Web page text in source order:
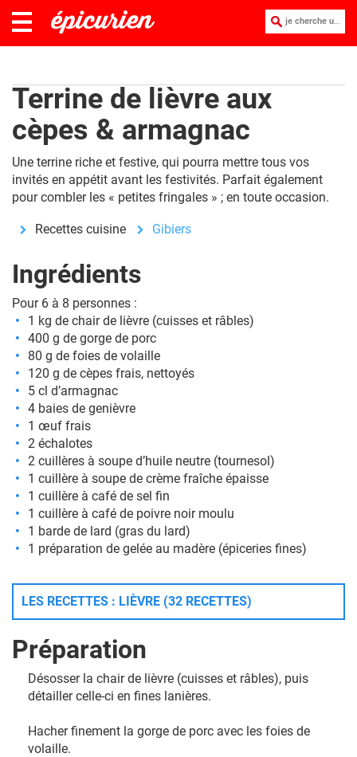
je cherche une recette :
Terrine de lièvre aux
cèpes & armagnac
Une terrine riche et festive, qui pourra mettre tous vos
invités en appétit avant les festivités. Parfait également
pour combler les « petites fringales » ; en toute occasion.
Recettes cuisine Gibiers
Ingrédients
Pour 6 à 8 personnes :
1 kg de chair de lièvre (cuisses et râbles)
400 g de gorge de porc
80 g de foies de volaille
120 g de cèpes frais, nettoyés
5 cl d’armagnac
4 baies de genièvre
1 œuf frais
2 échalotes
2 cuillères à soupe d’huile neutre (tournesol)
1 cuillère à soupe de crème fraîche épaisse
1 cuillère à café de sel fin
1 cuillère à café de poivre noir moulu
1 barde de lard (gras du lard)
1 préparation de gelée au madère (épiceries fines)
LES RECETTES : LIÈVRE (32 RECETTES)
Préparation
Désosser la chair de lièvre (cuisses et râbles), puis
détailler celle-ci en fines lanières.
Hacher finement la gorge de porc avec les foies de
volaille.